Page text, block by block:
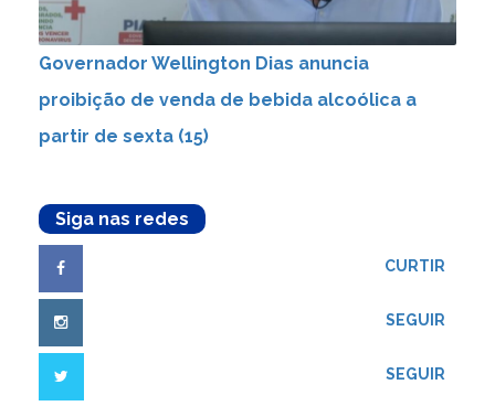
Governador Wellington Dias anuncia
proibição de venda de bebida alcoólica a
partir de sexta (15)
Siga nas redes
CURTIR
SEGUIR
SEGUIR